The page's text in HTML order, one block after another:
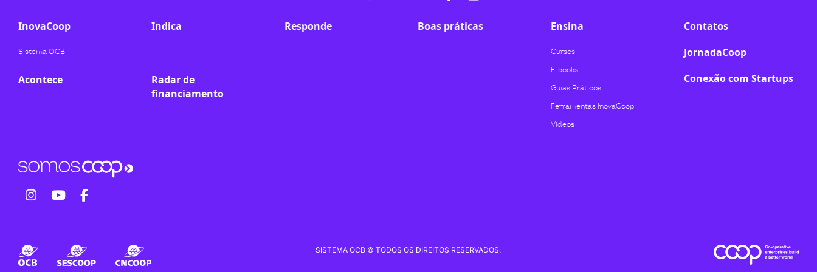
instagram
youtube
twitterfacebook-
flickr
InovaCoop
Sistema OCB
Acontece
Indica
Radar de
financiamento
Responde Boas práticas Ensina
Cursos
E-books
Guias Práticos
Ferramentas InovaCoop
Videos
Contatos
JornadaCoop
Conexão com Startups
fab fabfab
SISTEMA OCB © TODOS OS DIREITOS RESERVADOS.